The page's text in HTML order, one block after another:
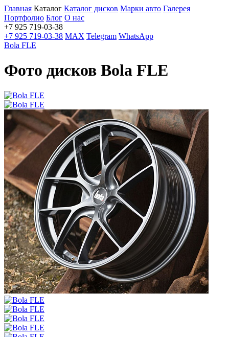
Главная Каталог Каталог дисков Марки авто Галерея
Портфолио Блог О нас
+7 925 719-03-38
+7 925 719-03-38 MAX Telegram WhatsApp
Bola FLE
Фото дисков Bola FLE